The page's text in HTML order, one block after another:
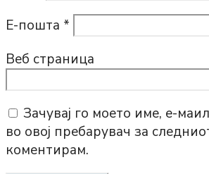
Е-пошта *
Веб страница
Зачувај го моето име, е-
во овој пребарувач за
коментирам.